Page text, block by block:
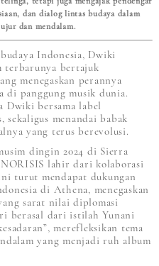
dan dialog lintas budaya dalam
dan mendalam.
Indonesia, Dwiki
terbarunya bertajuk
menegaskan perannya
di panggung musik dunia.
bersama label
sekaligus menandai babak
yang terus berevolusi.
dingin 2024 di Sierra
lahir dari kolaborasi
turut mendapat dukungan
di Athena, menegaskan
sarat nilai diplomasi
berasal dari istilah Yunani
merefleksikan tema
yang menjadi ruh album